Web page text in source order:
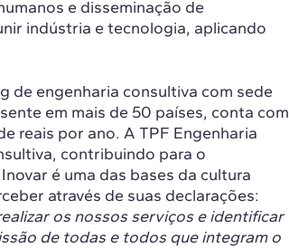
e disseminação de
indústria e tecnologia, aplicando
de engenharia consultiva com sede
em mais de 50 países, conta com
reais por ano. A TPF Engenharia
contribuindo para o
é uma das bases da cultura
através de suas declarações:
os nossos serviços e identificar
de todas e todos que integram o